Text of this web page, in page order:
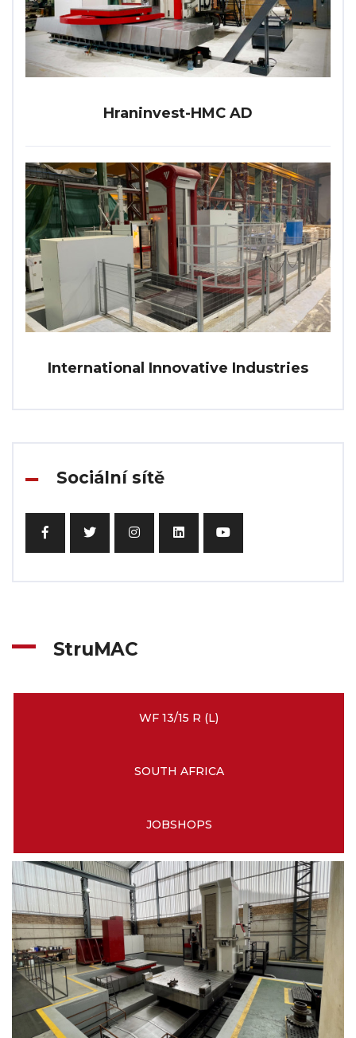
Hraninvest-HMC AD
International Innovative Industries
Sociální sítě
StruMAC
WF 13/15 R (L)
SOUTH AFRICA
JOBSHOPS